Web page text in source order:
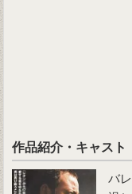
作品紹介・キャスト
バ